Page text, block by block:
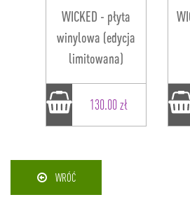
WICKED - płyta
winylowa (edycja
limitowana)
130.00 zł
WRÓĆ